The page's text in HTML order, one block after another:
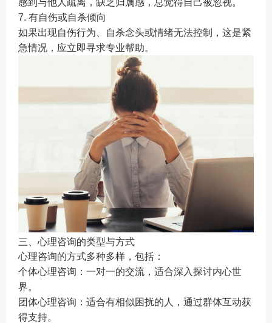
7. 有自伤或自杀倾向
如果出现自伤行为、自杀念头或情绪无法控制，这是紧
急情况，应立即寻求专业帮助。
三、心理咨询的类型与方式
心理咨询的方式多种多样，包括：
个体心理咨询：一对一的交流，适合深入探讨内心世
界。
团体心理咨询：适合有相似困扰的人，通过群体互动获
得支持。